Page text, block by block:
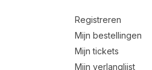
Registreren
Mijn bestellingen
Mijn tickets
Mijn verlanglijst